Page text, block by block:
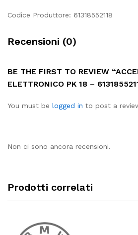
Codice Produttore: 61318552118
Recensioni (0)
BE THE FIRST TO REVIEW
ELETTRONICO PK 18 –
You must be logged in to post a
Non ci sono ancora recensioni.
Prodotti correlati